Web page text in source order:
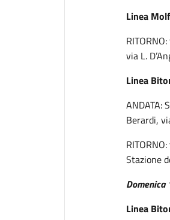
Linea
via L.
Linea
ANDATA:
Berardi,
Stazione
Linea